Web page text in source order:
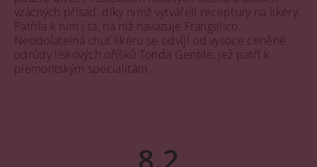
vzácných přísad, díky nimž vytvářeli receptury na likéry.
Patřila k nim i ta, na niž navazuje Frangelico.
Neodolatelná chuť likéru se odvíjí od vysoce ceněné
odrůdy lískových oříšků Tonda Gentile, jež patří k
piemontským specialitám.